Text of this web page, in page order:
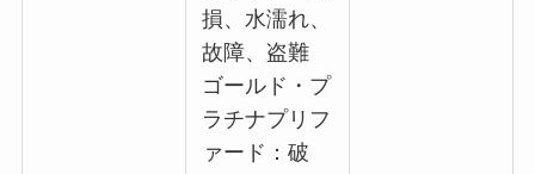
損、水濡れ、
故障、盗難
ゴールド・プ
ラチナプリフ
ァード：破